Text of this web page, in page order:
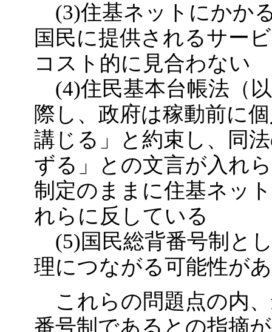
(3)住基ネットにかか
国民に提供されるサー
コスト的に見合わない
(4)住民基本台帳法（
際し、政府は稼動前に
講じる」と約束し、同
ずる」との文言が入れ
制定のままに住基ネッ
れらに反している
(5)国民総背番号制と
理につながる可能性が
これらの問題点の内
番号制であるとの指摘